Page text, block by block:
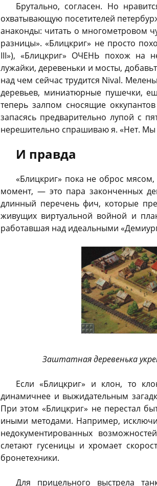
Брутально, согласен. Но
охватывающую посетителей
анаконды: читать о многометровом
разницы». «Блицкриг» не просто
III»), «Блицкриг» ОЧЕНЬ похож на
лужайки, деревеньки и мосты,
над чем сейчас трудится Nival.
деревьев, миниатюрные пушечки,
теперь залпом сносящие
запасясь предварительно лупой с
нерешительно спрашиваю я. «Нет. Мы
И правда
«Блицкриг» пока не оброс
момент, — это пара законченных
длинный перечень фич, которые
живущих виртуальной войной и
работавшая над идеальными
Заштатная деревенька
Если «Блицкриг» и клон, то
динамичнее и выжидательным
При этом «Блицкриг» не перестал
иными методами. Например,
недокументированных
слетают гусеницы и хромает
бронетехники.
Для прицельного выстрела